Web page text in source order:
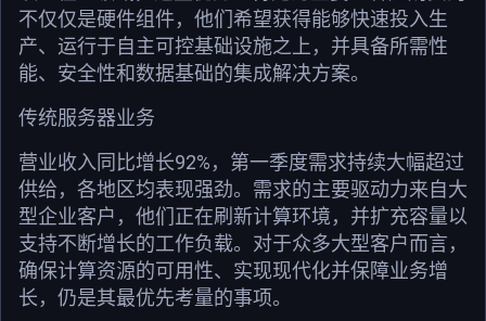
不仅仅是硬件组件，他们希望获得能够快速投入生
产、运行于自主可控基础设施之上，并具备所需性
能、安全性和数据基础的集成解决方案。
传统服务器业务
营业收入同比增长92%，第一季度需求持续大幅超过
供给，各地区均表现强劲。需求的主要驱动力来自大
型企业客户，他们正在刷新计算环境，并扩充容量以
支持不断增长的工作负载。对于众多大型客户而言，
确保计算资源的可用性、实现现代化并保障业务增
长，仍是其最优先考量的事项。